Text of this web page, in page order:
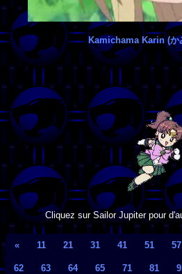
Kamichama Karin (か
Cliquez sur Sailor Jupiter pour
« 11 21 31 41 51 57
62 63 64 65 71 81